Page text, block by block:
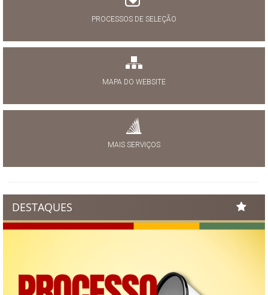
PROCESSOS DE SELEÇÃO
MAPA DO WEBSITE
MAIS SERVIÇOS
DESTAQUES